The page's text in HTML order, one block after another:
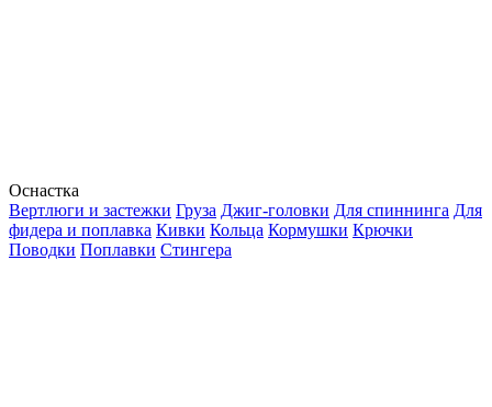
Оснастка
Вертлюги и застежки Груза Джиг-головки Для спиннинга Для
фидера и поплавка Кивки Кольца Кормушки Крючки
Поводки Поплавки Стингера